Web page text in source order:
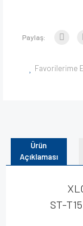
Paylaş:
Favorilerime
Ürün
Açıklaması
ST-